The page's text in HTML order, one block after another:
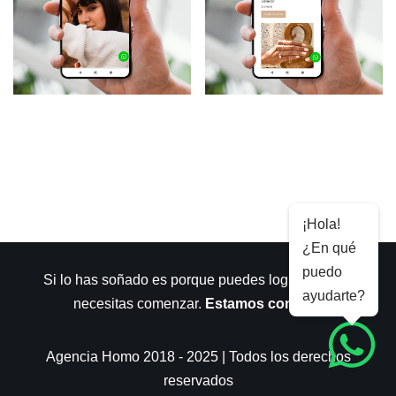
Si lo has soñado es porque puedes lograrlo. Sólo
necesitas comenzar. Estamos contigo.
Agencia Homo 2018 - 2025 | Todos los derechos
reservados
¡Hola!
¿En qué
puedo
ayudarte?